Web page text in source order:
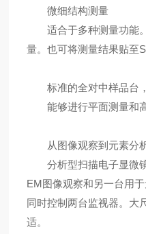
微细结构测量
适合于多种测量功能。
量。也可将测量结果贴至
标准的全对中样品台
能够进行平面测量和高
从图像观察到元素分
分析型扫描电子显微镜
EM图像观察和另一台用
同时控制两台监视器。大
适。